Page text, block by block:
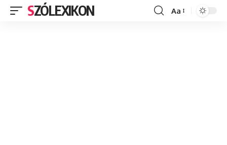
SZÓLEXIKON
Font
Aa